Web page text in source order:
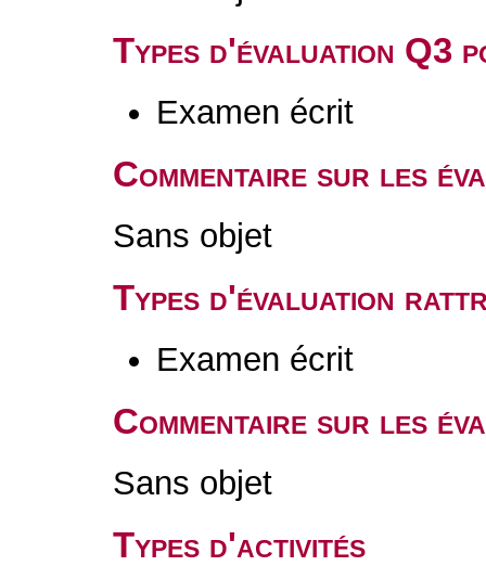
Types d'évaluation Q3
Examen écrit
Commentaire sur les
Sans objet
Types d'évaluation
Examen écrit
Commentaire sur les
Sans objet
Types d'activités